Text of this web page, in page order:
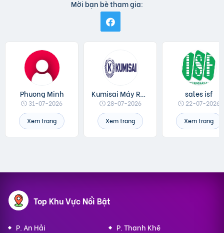
Mời bạn bè tham gia:
Phuong Minh
31-07-2026
Xem trang
Kumisai Máy Rửa Xe
28-07-2026
Xem trang
sales isf
22-07-2026
Xem trang
Top Khu Vực Nổi Bật
P. An Hải
P. Thanh Khê